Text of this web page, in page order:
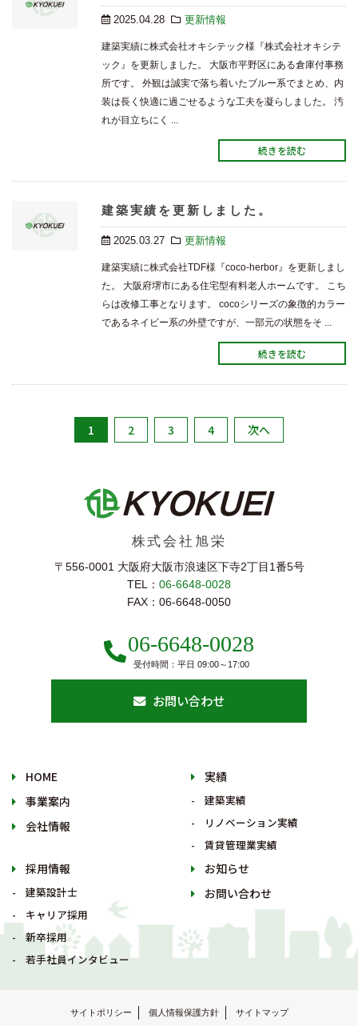
2025.04.28 更新情報
建築実績に株式会社オキシテック様『株式会社オキシテ
ック』を更新しました。 大阪市平野区にある倉庫付事務
所です。 外観は誠実で落ち着いたブルー系でまとめ、内
装は長く快適に過ごせるような工夫を凝らしました。 汚
れが目立ちにく ...
続きを読む
建築実績を更新しました。
2025.03.27 更新情報
建築実績に株式会社TDF様『coco-herbor』を更新しまし
た。 大阪府堺市にある住宅型有料老人ホームです。 こち
らは改修工事となります。 cocoシリーズの象徴的カラー
であるネイビー系の外壁ですが、一部元の状態をそ ...
続きを読む
1 2 3 4 次へ
株式会社旭栄
〒556-0001 大阪府大阪市浪速区下寺2丁⽬1番5号
TEL： 06-6648-0028
FAX：06-6648-0050
06-6648-0028
受付時間：平日 09:00～17:00
お問い合わせ
HOME
事業案内
会社情報
実績
建築実績
リノベーション実績
賃貸管理業実績
採用情報
建築設計士
キャリア採用
新卒採用
若手社員インタビュー
お知らせ
お問い合わせ
サイトポリシー 個人情報保護方針 サイトマップ